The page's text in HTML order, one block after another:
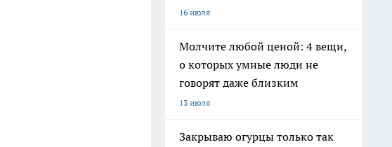
16 июля
Молчите любой ценой: 4 вещи,
о которых умные люди не
говорят даже близким
13 июля
Закрываю огурцы только так